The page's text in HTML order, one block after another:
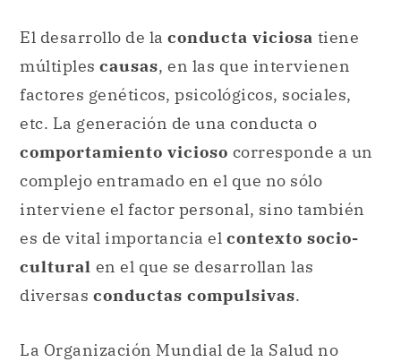
El desarrollo de la conducta viciosa tiene
múltiples causas, en las que intervienen
factores genéticos, psicológicos, sociales,
etc. La generación de una conducta o
comportamiento vicioso corresponde a un
complejo entramado en el que no sólo
interviene el factor personal, sino también
es de vital importancia el contexto socio-
cultural en el que se desarrollan las
diversas conductas compulsivas.
La Organización Mundial de la Salud no